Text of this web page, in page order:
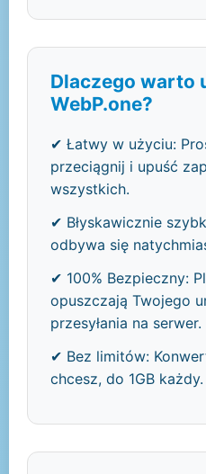
Dlaczego warto
WebP.one?
✔ Łatwy w użyciu:
przeciągnij i upuść
wszystkich.
✔ Błyskawicznie
odbywa się
✔ 100% Bezpieczny:
opuszczają Twojego
przesyłania na serwer.
✔ Bez limitów:
chcesz, do 1GB każdy.